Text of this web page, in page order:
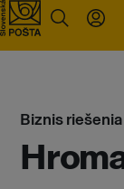
Prejsť na obsah
Biznis riešenia